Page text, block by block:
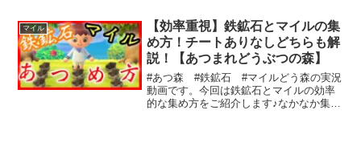
マイル
【効率重視】鉄鉱石とマイルの集
め方！チートありなしどちらも解
説！【あつまれどうぶつの森】
#あつ森 #鉄鉱石 #マイルどう森の実況
動画です。今回は鉄鉱石とマイルの効率
的な集め方をご紹介します♪なかなか集ま